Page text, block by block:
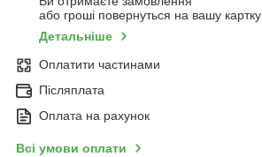
або гроші повернуться на вашу картку
Детальніше
Оплатити частинами
Післяплата
Оплата на рахунок
Всі умови оплати